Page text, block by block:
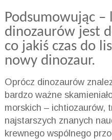
Podsumowując –
dinozaurów jest
co jakiś czas do
nowy dinozaur.
Oprócz dinozaurów
bardzo ważne
morskich – ichtiozaurów,
najstarszych znanych
krewnego wspólnego